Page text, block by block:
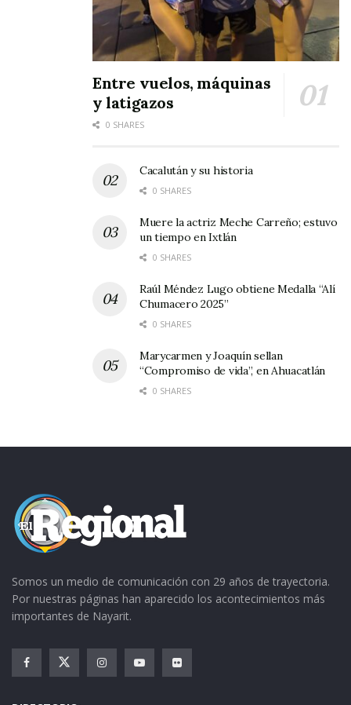
este Pueblo Mágico en la temporada de verano,
específicamente durante la celebración de su
Entre vuelos, máquinas
y latigazos
0 SHARES
Cacalután y su historia
0 SHARES
Muere la actriz Meche Carreño; estuvo
un tiempo en Ixtlán
0 SHARES
Raúl Méndez Lugo obtiene Medalla “Alí
Chumacero 2025”
0 SHARES
Marycarmen y Joaquín sellan
“Compromiso de vida”, en Ahuacatlán
0 SHARES
Somos un medio de comunicación con 29 años de trayectoria.
Por nuestras páginas han aparecido los acontecimientos más
importantes de Nayarit.